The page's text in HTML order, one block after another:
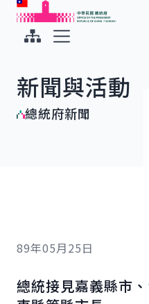
跳到主要內容
中華民國總統府
新聞與活動
總統府新聞
89年05月25日
總統接見嘉義縣市